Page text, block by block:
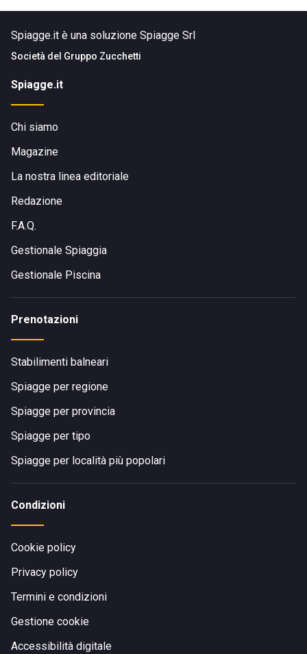
Spiagge.it è una soluzione Spiagge Srl
Società del Gruppo Zucchetti
Spiagge.it
Chi siamo
Magazine
La nostra linea editoriale
Redazione
F.A.Q.
Gestionale Spiaggia
Gestionale Piscina
Prenotazioni
Stabilimenti balneari
Spiagge per regione
Spiagge per provincia
Spiagge per tipo
Spiagge per località più popolari
Condizioni
Cookie policy
Privacy policy
Termini e condizioni
Gestione cookie
Accessibilità digitale